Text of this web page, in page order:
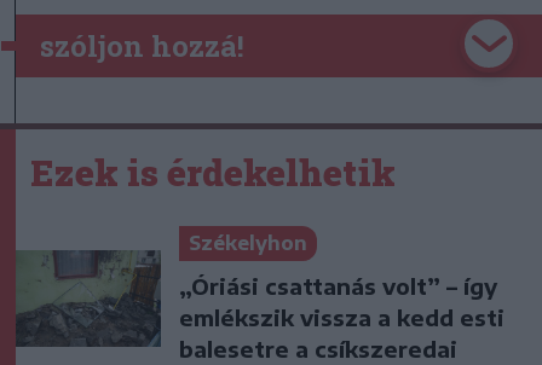
szóljon hozzá!
Ezek is érdekelhetik
Székelyhon
„Óriási csattanás volt” – így
emlékszik vissza a kedd esti
balesetre a csíkszeredai